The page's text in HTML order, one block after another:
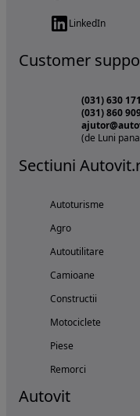
LinkedIn
Customer
(031) 630
(031) 860
(de Luni
Sectiuni
Autoturisme
Agro
Autoutilitare
Camioane
Constructii
Motociclete
Piese
Remorci
Autovit